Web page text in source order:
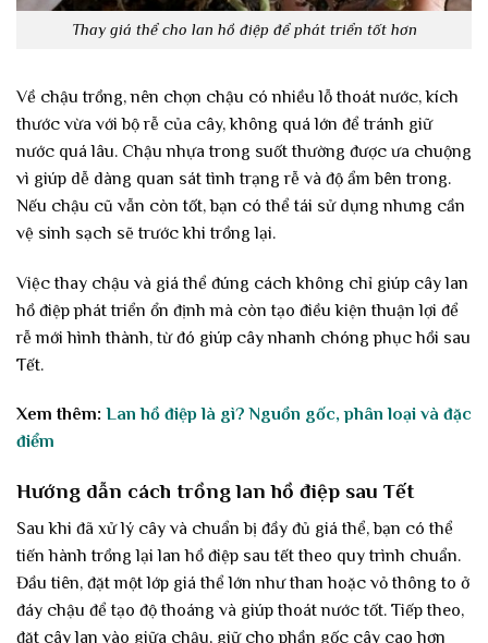
Thay giá thể cho lan hồ điệp để phát triển tốt hơn
Về chậu trồng, nên chọn chậu có nhiều lỗ thoát nước, kích
thước vừa với bộ rễ của cây, không quá lớn để tránh giữ
nước quá lâu. Chậu nhựa trong suốt thường được ưa chuộng
vì giúp dễ dàng quan sát tình trạng rễ và độ ẩm bên trong.
Nếu chậu cũ vẫn còn tốt, bạn có thể tái sử dụng nhưng cần
vệ sinh sạch sẽ trước khi trồng lại.
Việc thay chậu và giá thể đúng cách không chỉ giúp cây lan
hồ điệp phát triển ổn định mà còn tạo điều kiện thuận lợi để
rễ mới hình thành, từ đó giúp cây nhanh chóng phục hồi sau
Tết.
Xem thêm: Lan hồ điệp là gì? Nguồn gốc, phân loại và đặc
điểm
Hướng dẫn cách trồng lan hồ điệp sau Tết
Sau khi đã xử lý cây và chuẩn bị đầy đủ giá thể, bạn có thể
tiến hành trồng lại lan hồ điệp sau tết theo quy trình chuẩn.
Đầu tiên, đặt một lớp giá thể lớn như than hoặc vỏ thông to ở
đáy chậu để tạo độ thoáng và giúp thoát nước tốt. Tiếp theo,
đặt cây lan vào giữa chậu, giữ cho phần gốc cây cao hơn